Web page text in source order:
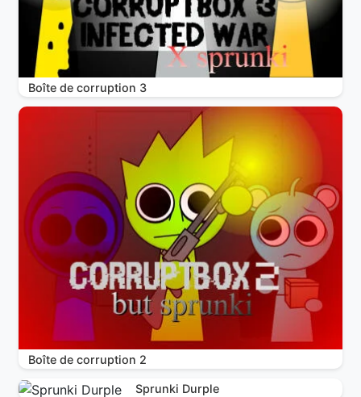
Boîte de corruption 3
Boîte de corruption 2
Sprunki Durple